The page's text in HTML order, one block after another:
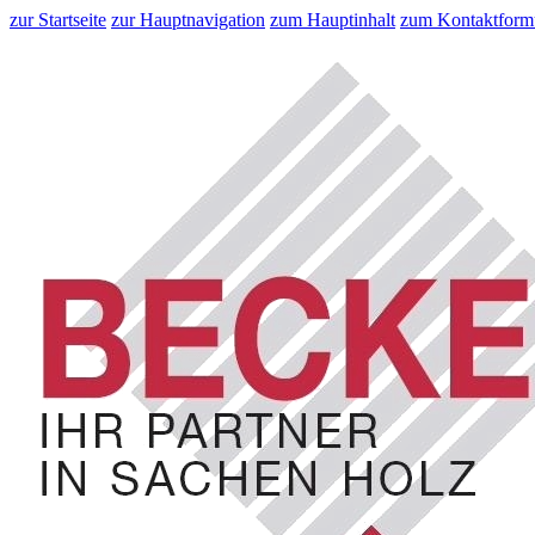
zur Startseite zur Hauptnavigation zum Hauptinhalt zum